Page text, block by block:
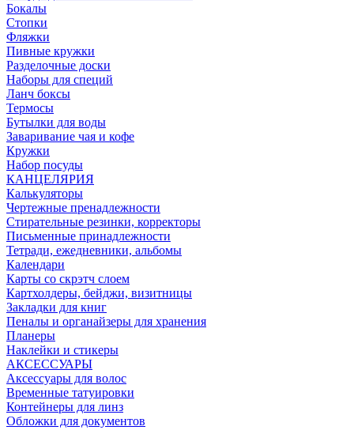
Бокалы
Стопки
Фляжки
Пивные кружки
Разделочные доски
Наборы для специй
Ланч боксы
Термосы
Бутылки для воды
Заваривание чая и кофе
Кружки
Набор посуды
КАНЦЕЛЯРИЯ
Калькуляторы
Чертежные пренадлежности
Стирательные резинки, корректоры
Письменные принадлежности
Тетради, ежедневники, альбомы
Календари
Карты со скрэтч слоем
Картхолдеры, бейджи, визитницы
Закладки для книг
Пеналы и органайзеры для хранения
Планеры
Наклейки и стикеры
АКСЕССУАРЫ
Аксессуары для волос
Временные татуировки
Контейнеры для линз
Обложки для документов